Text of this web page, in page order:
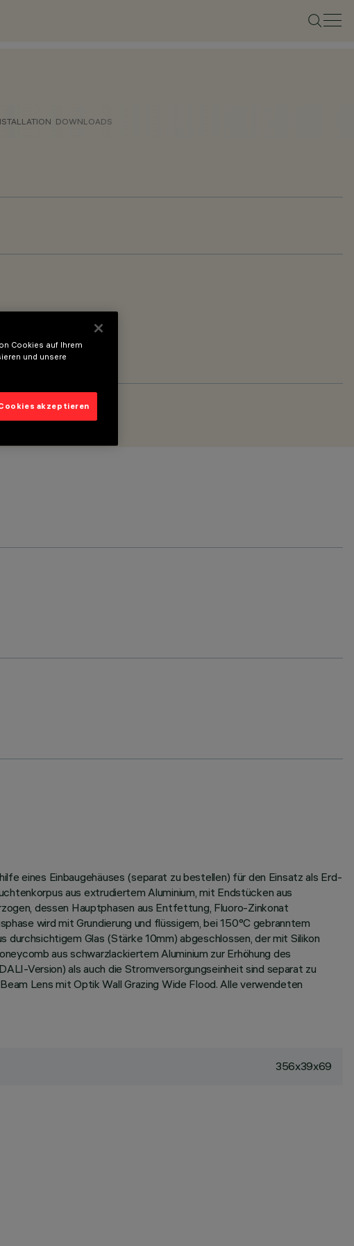
DOWNLOADS
eines Einbaugehäuses (separat zu bestellen) für den Einsatz als Erd-
aus extrudiertem Aluminium, mit Endstücken aus
dessen Hauptphasen aus Entfettung, Fluoro-Zinkonat
wird mit Grundierung und flüssigem, bei 150°C gebranntem
Glas (Stärke 10mm) abgeschlossen, der mit Silikon
aus schwarzlackiertem Aluminium zur Erhöhung des
Version) als auch die Stromversorgungseinheit sind separat zu
Lens mit Optik Wall Grazing Wide Flood. Alle verwendeten
356x39x69
Cookies auf Ihrem
und unsere
akzeptieren